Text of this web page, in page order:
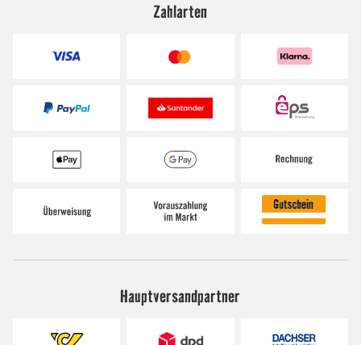
Zahlarten
Hauptversandpartner